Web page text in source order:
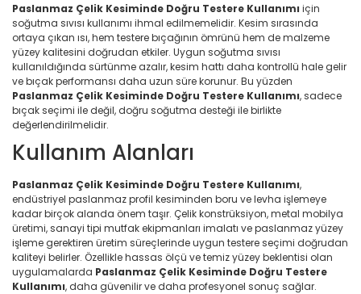
Paslanmaz Çelik Kesiminde Doğru Testere Kullanımı için
soğutma sıvısı kullanımı ihmal edilmemelidir. Kesim sırasında
ortaya çıkan ısı, hem testere bıçağının ömrünü hem de malzeme
yüzey kalitesini doğrudan etkiler. Uygun soğutma sıvısı
kullanıldığında sürtünme azalır, kesim hattı daha kontrollü hale gelir
ve bıçak performansı daha uzun süre korunur. Bu yüzden
Paslanmaz Çelik Kesiminde Doğru Testere Kullanımı, sadece
bıçak seçimi ile değil, doğru soğutma desteği ile birlikte
değerlendirilmelidir.
Kullanım Alanları
Paslanmaz Çelik Kesiminde Doğru Testere Kullanımı,
endüstriyel paslanmaz profil kesiminden boru ve levha işlemeye
kadar birçok alanda önem taşır. Çelik konstrüksiyon, metal mobilya
üretimi, sanayi tipi mutfak ekipmanları imalatı ve paslanmaz yüzey
işleme gerektiren üretim süreçlerinde uygun testere seçimi doğrudan
kaliteyi belirler. Özellikle hassas ölçü ve temiz yüzey beklentisi olan
uygulamalarda Paslanmaz Çelik Kesiminde Doğru Testere
Kullanımı, daha güvenilir ve daha profesyonel sonuç sağlar.